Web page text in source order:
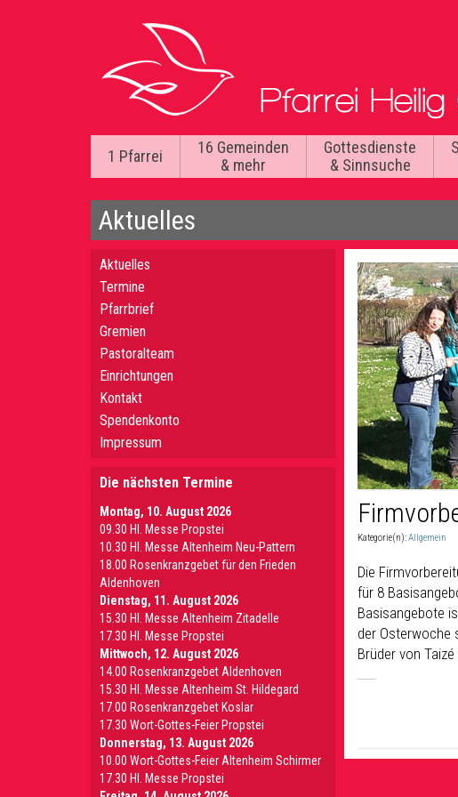
1 Pfarrei
16 Gemeinden
& mehr
Gottesdienste
& Sinnsuche
Aktuelles
Kategorie(n):Allgemein
Die
für 8
Basisangebote
der Osterwoche
Brüder von
Aktuelles
Termine
Pfarrbrief
Gremien
Pastoralteam
Einrichtungen
Kontakt
Spendenkonto
Impressum
Die nächsten Termine
Montag, 10. August 2026
09.30 Hl. Messe Propstei
10.30 Hl. Messe Altenheim Neu-Pattern
18.00 Rosenkranzgebet für den Frieden
Aldenhoven
Dienstag, 11. August 2026
15.30 Hl. Messe Altenheim Zitadelle
17.30 Hl. Messe Propstei
Mittwoch, 12. August 2026
14.00 Rosenkranzgebet Aldenhoven
15.30 Hl. Messe Altenheim St. Hildegard
17.00 Rosenkranzgebet Koslar
17.30 Wort-Gottes-Feier Propstei
Donnerstag, 13. August 2026
10.00 Wort-Gottes-Feier Altenheim Schirmer
17.30 Hl. Messe Propstei